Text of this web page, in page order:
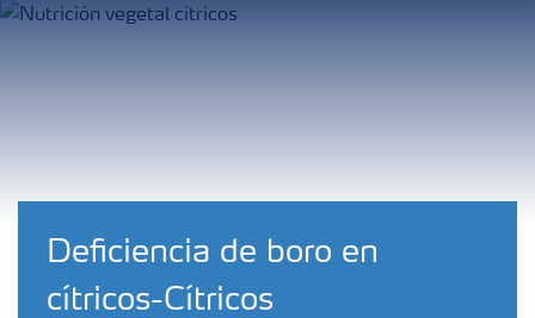
Deficiencia de boro en
cítricos-Cítricos